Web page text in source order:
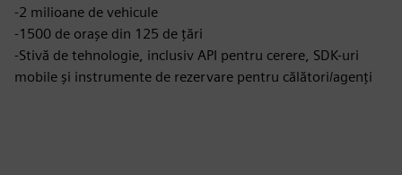
-2 milioane de vehicule
-1500 de orașe din 125 de țări
-Stivă de tehnologie, inclusiv API pentru cerere, SDK-uri
mobile și instrumente de rezervare pentru călători/agenți